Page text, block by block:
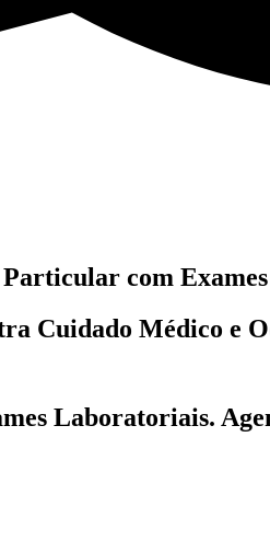
Particular com
Cuidado Médico e
Laboratoriais.